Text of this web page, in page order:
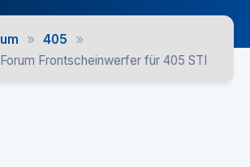
» 405 »
Frontscheinwerfer für 405 STI